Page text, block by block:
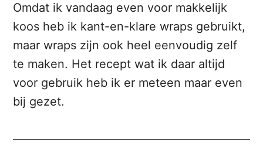
Omdat ik vandaag even voor makkelijk
koos heb ik kant-en-klare wraps gebruikt,
maar wraps zijn ook heel eenvoudig zelf
te maken. Het recept wat ik daar altijd
voor gebruik heb ik er meteen maar even
bij gezet.